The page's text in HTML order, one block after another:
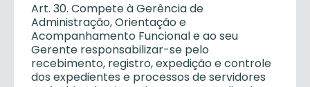
Art. 30. Compete à Gerência de
Administração, Orientação e
Acompanhamento Funcional e ao seu
Gerente responsabilizar-se pelo
recebimento, registro, expedição e controle
dos expedientes e processos de servidores